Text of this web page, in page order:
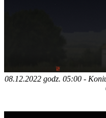
08.12.2022 godz. 05:00 -